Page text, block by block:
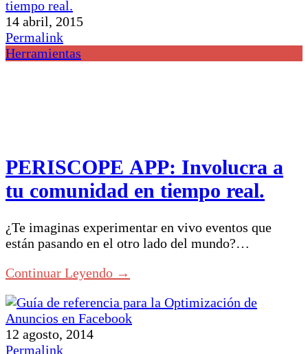
14 abril, 2015
Permalink
Herramientas
PERISCOPE APP: Involucra a
tu comunidad en tiempo real.
¿Te imaginas experimentar en vivo eventos que
están pasando en el otro lado del mundo?…
Continuar Leyendo →
12 agosto, 2014
Permalink